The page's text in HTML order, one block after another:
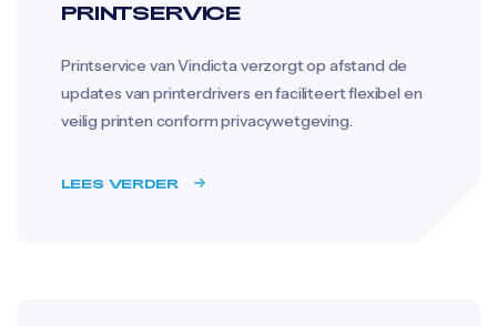
PRINTSERVICE
Printservice van Vindicta verzorgt op afstand de
updates van printerdrivers en faciliteert flexibel en
veilig printen conform privacywetgeving.
LEES VERDER